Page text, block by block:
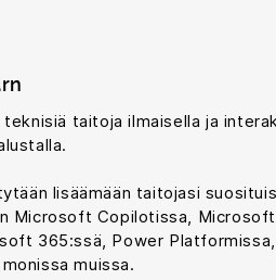
taitoja ilmaisella ja
lisäämään taitojasi
Microsoft Copilotissa, Microsoft
365:ssä, Power
muissa.